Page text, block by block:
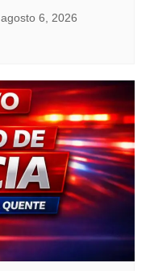
agosto 6, 2026